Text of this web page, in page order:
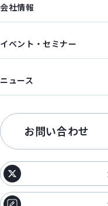
会社情報
イベント・セミナー
ニュース
お問い合わせ